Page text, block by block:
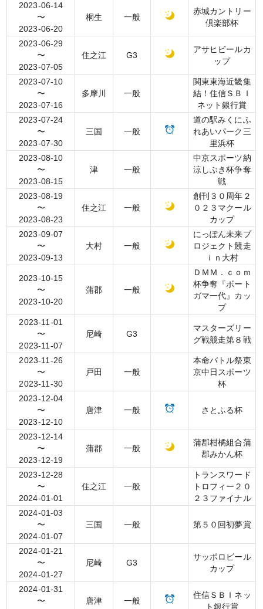
2023-06-14
〜
2023-06-20
桐生 一般
赤城カントリー
倶楽部杯
2023-06-29
〜
2023-07-05
住之江 G3
アサヒビールカ
ップ
2023-07-10
〜
2023-07-16
多摩川 一般
関東東海近畿集
結！住信ＳＢＩ
ネット銀行賞
2023-07-24
〜
2023-07-30
三国 一般
道の駅みくにふ
れあいパーク三
里浜杯
2023-08-10
〜
2023-08-15
津 一般
中京スポーツ納
涼しぶき杯争奪
戦
2023-08-19
〜
2023-08-23
住之江 一般
創刊３０周年２
０２３マクール
カップ
2023-09-07
〜
2023-09-13
大村 一般
にっぽん未来プ
ロジェクト競走
ｉｎ大村
2023-10-15
〜
2023-10-20
蒲郡 一般
ＤＭＭ．ｃｏｍ
杯争奪『ボート
ガマ一代』カッ
プ
2023-11-01
〜
2023-11-07
尼崎 G3
マスターズリー
グ戦競走第８戦
2023-11-26
〜
2023-11-30
戸田 一般
本命バトル祭東
京中日スポーツ
杯
2023-12-04
〜
2023-12-10
唐津 一般 さとふる杯
2023-12-14
〜
2023-12-19
蒲郡 一般
蒲郡柑橘組合蒲
郡みかん杯
2023-12-28
〜
2024-01-01
住之江 一般
トランスワード
トロフィー２０
２３ファイナル
2024-01-03
〜
2024-01-07
三国 一般 第５０回初夢賞
2024-01-21
〜
2024-01-27
尼崎 G3
サッポロビール
カップ
2024-01-31
〜
唐津 一般
住信ＳＢＩネッ
ト銀行賞